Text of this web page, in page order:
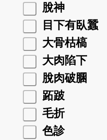
脫神
目下有臥蠶
大骨枯槁
大肉陷下
脫肉破䐃
跖跛
毛折
色診